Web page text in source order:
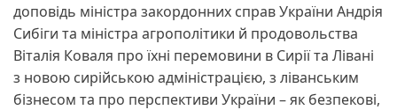
доповідь міністра закордонних справ України Андрія
Сибіги та міністра агрополітики й продовольства
Віталія Коваля про їхні перемовини в Сирії та Лівані
з новою сирійською адміністрацією, з ліванським
бізнесом та про перспективи України – як безпекові,